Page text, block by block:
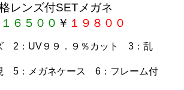
レンズ付SETメガネ
１６５００ ￥ １９８００
2 ：UV９９．９％カット 3：乱
5：メガネケース 6：フレーム付